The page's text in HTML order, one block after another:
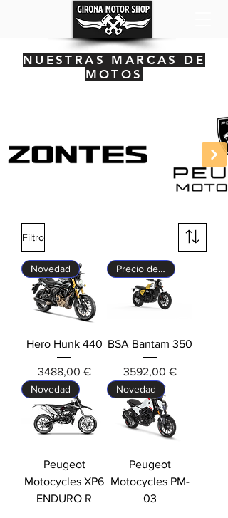
NUESTRAS MARCAS DE
MOTOS
Filtro
Novedad
Hero Hunk 440
Precio
3488,00 €
Precio de lanzamiento
BSA Bantam 350
Precio
3592,00 €
Novedad
Peugeot
Motocycles XP6
ENDURO R
Novedad
Peugeot
Motocycles PM-
03